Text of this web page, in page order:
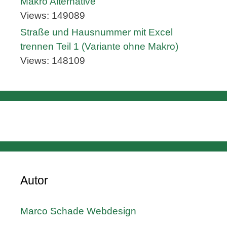
Views: 149089
Straße und Hausnummer mit Excel
trennen Teil 1 (Variante ohne Makro)
Views: 148109
Autor
Marco Schade Webdesign